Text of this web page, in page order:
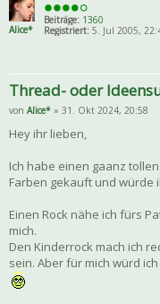
Alice*
Beiträge: 1360
Registriert:5. Jul 2005,
Thread- oder
von Alice* » 31. Okt 2024, 20:58
Hey ihr lieben,
Ich habe einen gaanz
Farben gekauft und würde
Einen Rock nähe ich fürs
mich.
Den Kinderrock mach ich
sein. Aber für mich würd